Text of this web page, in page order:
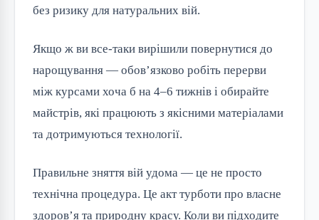
без ризику для натуральних вій.
Якщо ж ви все-таки вирішили повернутися до
нарощування — обов’язково робіть перерви
між курсами хоча б на 4–6 тижнів і обирайте
майстрів, які працюють з якісними матеріалами
та дотримуються технології.
Правильне зняття вій удома — це не просто
технічна процедура. Це акт турботи про власне
здоров’я та природну красу. Коли ви підходите